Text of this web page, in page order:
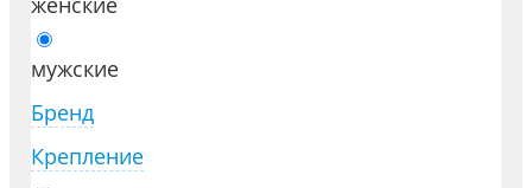
мужские
Бренд
Крепление